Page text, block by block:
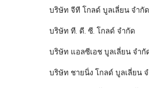
บริษัท จีที โกลด์ บูลเลี่ยน จำกัด
บริษัท ที. ดี. ซี. โกลด์ จำกัด
บริษัท แอลซีเอช บูลเลี่ยน จำกั
บริษัท ชายนิ่ง โกลด์ บูลเลี่ยน